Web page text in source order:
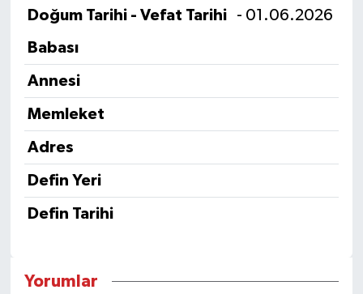
Doğum Tarihi - Vefat Tarihi
- 01.06.2026
Babası
Annesi
Memleket
Adres
Defin Yeri
Defin Tarihi
Yorumlar